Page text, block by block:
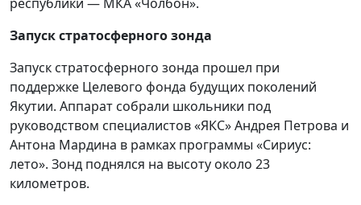
Запуск стратосферного зонда
Запуск стратосферного зонда прошел при
поддержке Целевого фонда будущих поколений
Якутии. Аппарат собрали школьники под
руководством специалистов «ЯКС» Андрея Петрова и
Антона Мардина в рамках программы «Сириус:
лето». Зонд поднялся на высоту около 23
километров.